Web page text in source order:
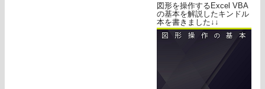
図形を操作するExcel VBA
の基本を解説したキンドル
本を書きました↓↓